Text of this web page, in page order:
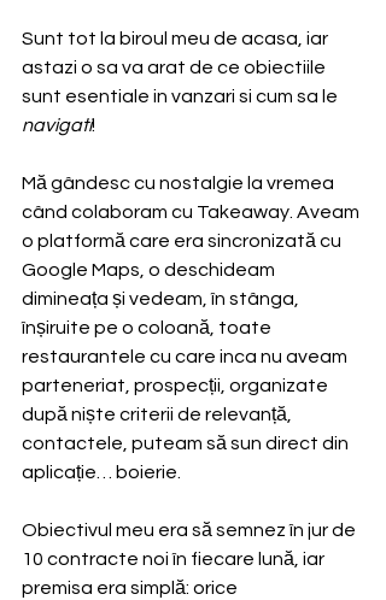
Sunt tot la biroul meu de acasa, iar
astazi o sa va arat de ce obiectiile
sunt esentiale in vanzari si cum sa le
navigati!
Mă gândesc cu nostalgie la vremea
când colaboram cu Takeaway. Aveam
o platformă care era sincronizată cu
Google Maps, o deschideam
dimineața și vedeam, în stânga,
înșiruite pe o coloană, toate
restaurantele cu care inca nu aveam
parteneriat, prospecții, organizate
după niște criterii de relevanță,
contactele, puteam să sun direct din
aplicație… boierie.
Obiectivul meu era să semnez în jur de
10 contracte noi în fiecare lună, iar
premisa era simplă: orice